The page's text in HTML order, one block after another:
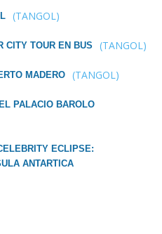
(TANGOL)
CITY TOUR EN BUS (TANGOL)
MADERO (TANGOL)
PALACIO BAROLO
ECLIPSE:
ANTARTICA